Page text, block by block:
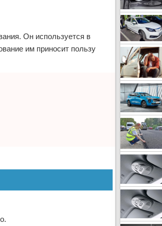
Он используется в
им приносит пользу